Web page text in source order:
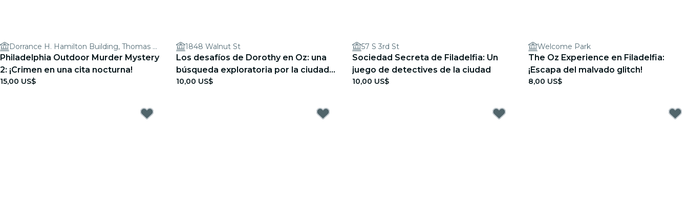
Dorrance H. Hamilton Building, Thomas Jefferson University
Philadelphia Outdoor Murder Mystery
2: ¡Crimen en una cita nocturna!
15,00 US$
1848 Walnut St
Los desafíos de Dorothy en Oz: una
búsqueda exploratoria por la ciudad
de Filadelfia
10,00 US$
57 S 3rd St
Sociedad Secreta de Filadelfia: Un
juego de detectives de la ciudad
10,00 US$
Welcome Park
The Oz Experience en Filadelfia:
¡Escapa del malvado glitch!
8,00 US$